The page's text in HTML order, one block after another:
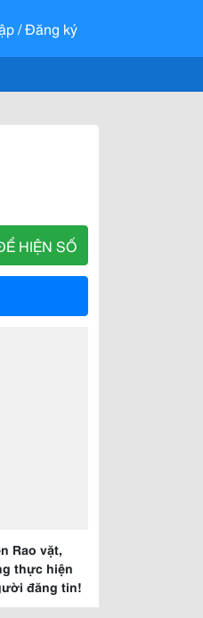
/ Đăng ký
HIỆN SỐ
Rao vặt,
thực hiện
đăng tin!